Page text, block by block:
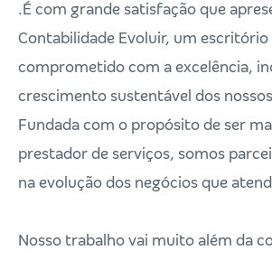
.É com grande satisfação que
Contabilidade Evoluir, um escritório
comprometido com a excelência,
crescimento sustentável dos
Fundada com o propósito de ser
prestador de serviços, somos
na evolução dos negócios que
Nosso trabalho vai muito além da